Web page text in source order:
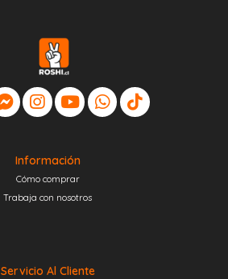
Información
Cómo comprar
Trabaja con nosotros
Servicio Al Cliente